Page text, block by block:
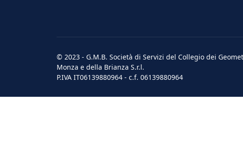
© 2023 - G.M.B. Società di Servizi del Collegio dei
Monza e della Brianza S.r.l.
P.IVA IT06139880964 - c.f. 06139880964